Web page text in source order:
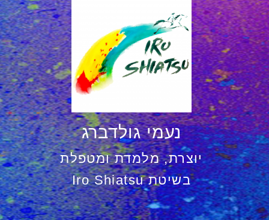
נעמי גולדברג
יוצרת, מלמדת ומטפלת
בשיטתIro Shiatsu